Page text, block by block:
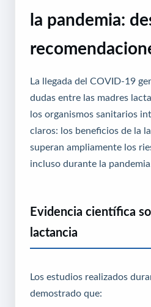
la pandemia:
La llegada del COVID-19
dudas entre las madres
los organismos sanitarios
claros: los beneficios de la
superan ampliamente los
incluso durante la pandemia.
Evidencia científica
lactancia
Los estudios realizados
demostrado que: